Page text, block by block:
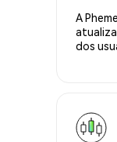
A
dos